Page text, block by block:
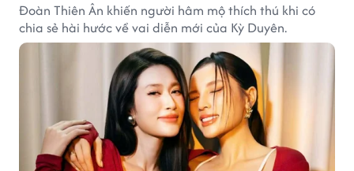
Đoàn Thiên Ân khiến người hâm mộ thích thú khi có
chia sẻ hài hước về vai diễn mới của Kỳ Duyên.